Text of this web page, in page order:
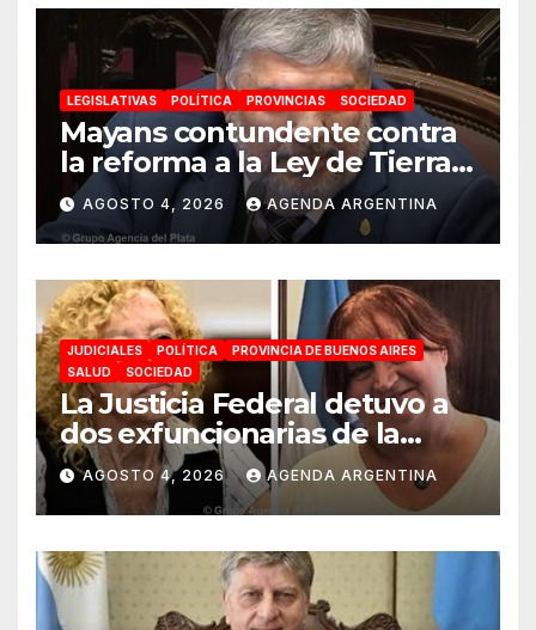
LEGISLATIVAS POLÍTICA PROVINCIAS SOCIEDAD
Mayans contundente contra
la reforma a la Ley de Tierras:
«Esta ley vende el país»
AGOSTO 4, 2026 AGENDA ARGENTINA
JUDICIALES POLÍTICA
PROVINCIA DE BUENOS AIRES
SALUD
SOCIEDAD
La Justicia Federal detuvo a
dos exfuncionarias de la
ANMAT y el INAME por la
causa del fentanilo
contaminado
AGOSTO 4, 2026 AGENDA ARGENTINA